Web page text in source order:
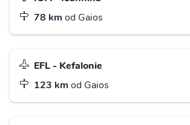
78 km od Gaios
EFL - Kefalonie
123 km od Gaios